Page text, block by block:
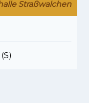
Straßwalchen